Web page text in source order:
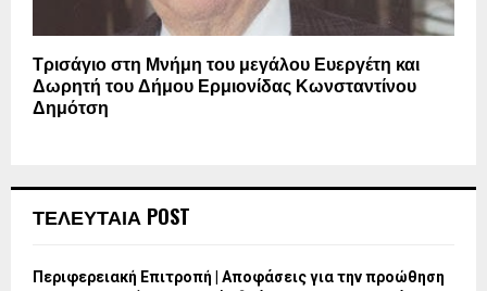
Τρισάγιο στη Μνήμη του μεγάλου Ευεργέτη και
Δωρητή του Δήμου Ερμιονίδας Κωνσταντίνου
Δημότση
ΤΕΛΕΥΤΑΙΑ POST
Περιφερειακή Επιτροπή | Αποφάσεις για την προώθηση